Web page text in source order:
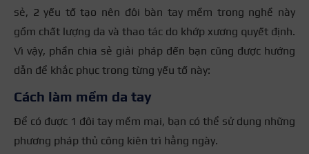
sẻ, 2 yếu tố tạo nên đôi bàn tay mềm trong nghề này
gồm chất lượng da và thao tác do khớp xương quyết định.
Vì vậy, phần chia sẻ giải pháp đến bạn cũng được hướng
dẫn để khắc phục trong từng yếu tố này:
Cách làm mềm da tay
Để có được 1 đôi tay mềm mại, bạn có thể sử dụng những
phương pháp thủ công kiên trì hằng ngày.